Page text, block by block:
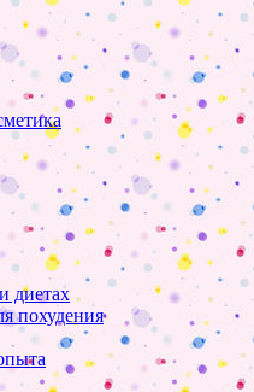
диетах
похудения